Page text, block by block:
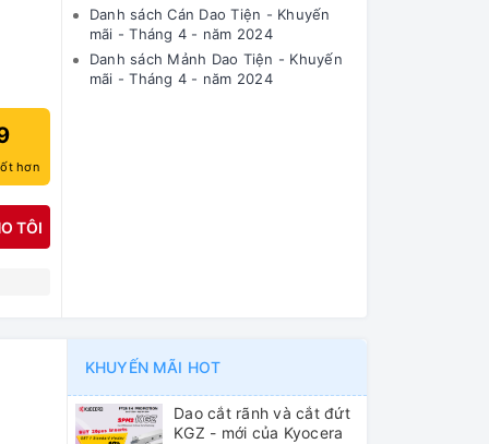
hơn
TÔI
Danh sách Cán Dao Tiện - Khuyến
mãi - Tháng 4 - năm 2024
Danh sách Mảnh Dao Tiện - Khuyến
mãi - Tháng 4 - năm 2024
KHUYẾN MÃI HOT
Dao cắt rãnh và cắt đứt
KGZ - mới của Kyocera